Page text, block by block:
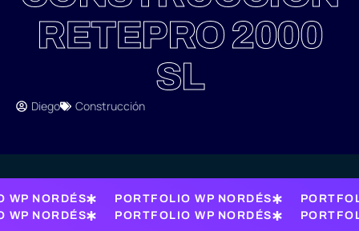
RETEPRO 2000
SL
Diego Construcción
WP NORDÉS PORTFOLIO WP NORDÉS
WP NORDÉS
PORTFOLIO WP NORDÉS